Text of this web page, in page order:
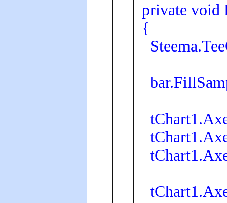
private void
{